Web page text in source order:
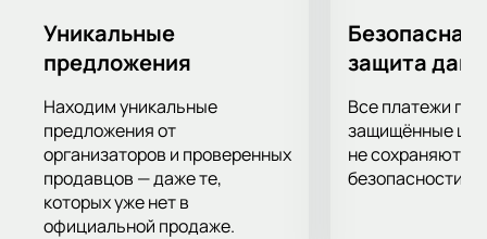
Уникальные
предложения
Находим уникальные
предложения от
организаторов и проверенных
продавцов — даже те,
которых уже нет в
официальной продаже.
Безопасная
защита
Все платежи
защищённые
не сохраняются
безопасности.